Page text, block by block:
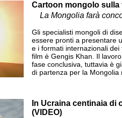
Cartoon mongolo sulla
La Mongolia farà
Gli specialisti mongoli di
essere pronti a presentare
e i formati internazionali
film è Gengis Khan. Il
fase conclusiva, tuttavia è
di partenza per la
In Ucraina centinaia
(VIDEO)